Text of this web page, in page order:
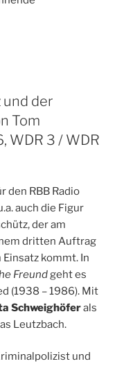
der
Tom
WDR 3 / WDR
den RBB Radio
auch die Figur
der am
dritten Auftrag
kommt. In
Freund geht es
(1938 – 1986). Mit
Schweighöferals
Leutzbach.
und